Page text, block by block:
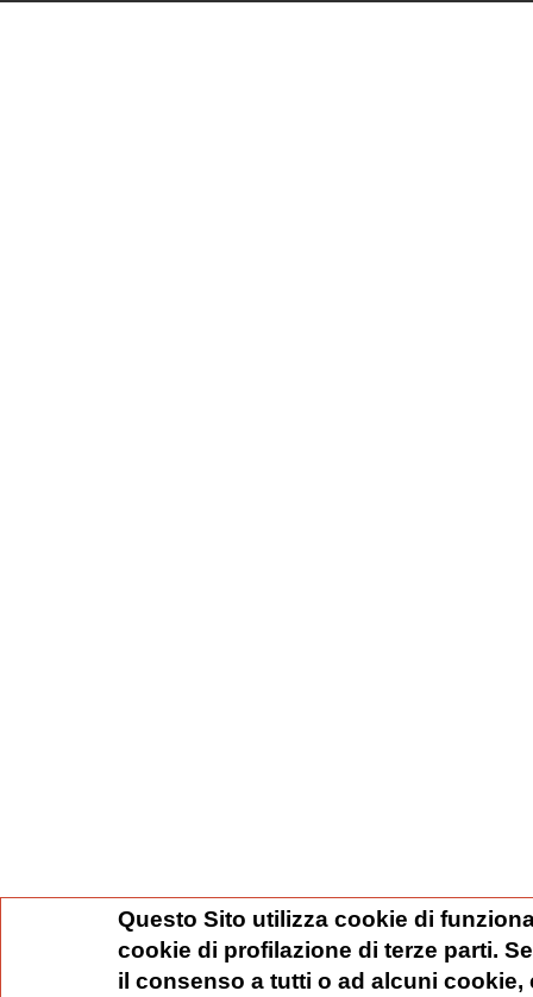
Questo Sito utilizza cookie di
cookie di profilazione di terze parti.
il consenso a tutti o ad alcuni